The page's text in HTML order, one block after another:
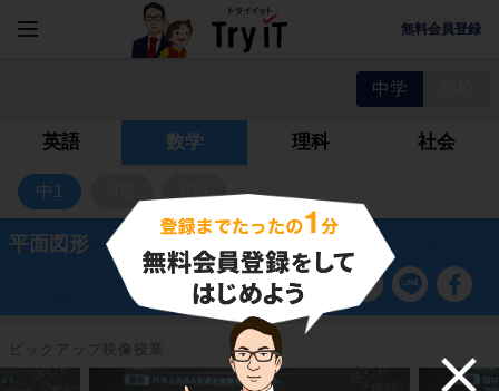
無料会員登録
中学
英語 数学 理科 社会
中1
平面図形
ピックアップ映像授業